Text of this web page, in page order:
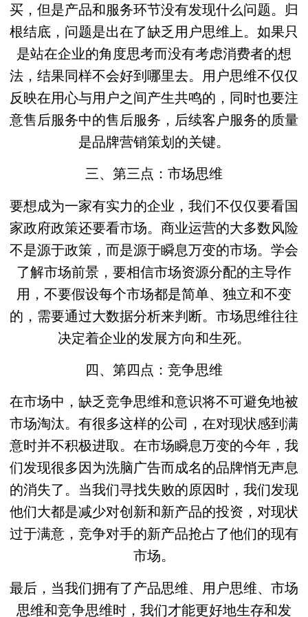
买，但是产品和服务环节没有发现什么问题。归
根结底，问题是出在了缺乏用户思维上。如果只
是站在企业的角度思考而没有考虑消费者的想
法，结果同样不会好到哪里去。用户思维不仅仅
反映在用心与用户之间产生共鸣的，同时也要注
意售后服务中的售后服务，后续客户服务的质量
是品牌营销策划的关键。
三、第三点：市场思维
要想成为一家有实力的企业，我们不仅仅要看国
家政府政策还要看市场。商业运营的大多数风险
不是源于政策，而是源于瞬息万变的市场。学会
了解市场前景，要相信市场资源分配的主导作
用，不要假设每个市场都是简单、独立和不变
的，需要通过大数据分析来判断。市场思维往往
决定着企业的发展方向和生死。
四、第四点：竞争思维
在市场中，缺乏竞争思维和意识将不可避免地被
市场淘汰。有很多这样的公司，在对现状感到满
意时并不积极进取。在市场瞬息万变的今年，我
们发现很多因为洗脑广告而成名的品牌悄无声息
的消失了。当我们寻找失败的原因时，我们发现
他们大都是减少对创新和新产品的投资，对现状
过于满意，竞争对手的新产品抢占了他们的现有
市场。
最后，当我们拥有了产品思维、用户思维、市场
思维和竞争思维时，我们才能更好地生存和发